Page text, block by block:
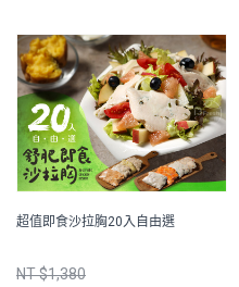
超值即食沙拉胸20入自由選
NT $1,380